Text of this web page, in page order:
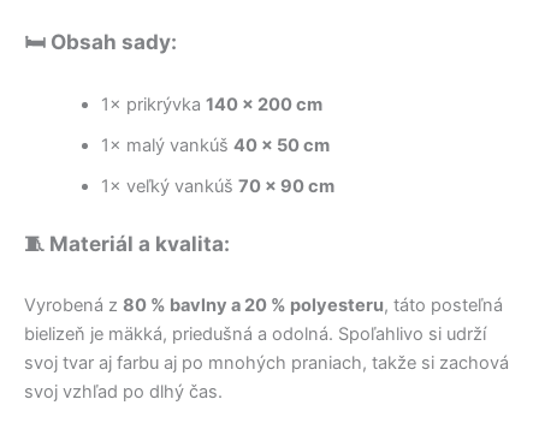
🛏️ Obsah sady:
1× prikrývka 140 × 200 cm
1× malý vankúš 40 × 50 cm
1× veľký vankúš 70 × 90 cm
🧵 Materiál a kvalita:
Vyrobená z 80 % bavlny a 20 % polyesteru, táto posteľná
bielizeň je mäkká, priedušná a odolná. Spoľahlivo si udrží
svoj tvar aj farbu aj po mnohých praniach, takže si zachová
svoj vzhľad po dlhý čas.